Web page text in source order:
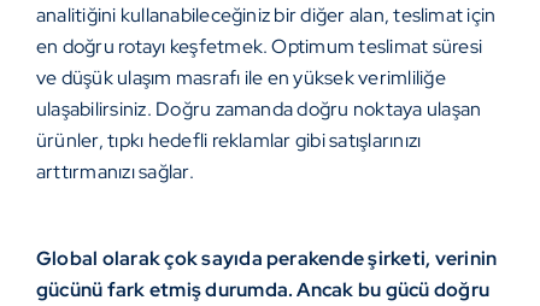
analitiğini kullanabileceğiniz bir diğer alan, teslimat için
en doğru rotayı keşfetmek. Optimum teslimat süresi
ve düşük ulaşım masrafı ile en yüksek verimliliğe
ulaşabilirsiniz. Doğru zamanda doğru noktaya ulaşan
ürünler, tıpkı hedefli reklamlar gibi satışlarınızı
arttırmanızı sağlar.
Global olarak çok sayıda perakende şirketi, verinin
gücünü fark etmiş durumda. Ancak bu gücü doğru